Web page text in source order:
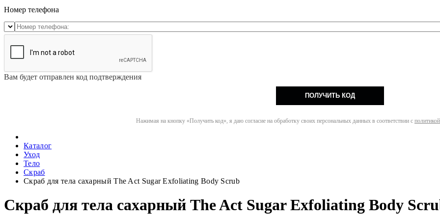
Номер телефона
Вам будет отправлен код подтверждения
ПОЛУЧИТЬ КОД
Нажимая на кнопку «Получить код», я даю согласие на обработку своих персональных данных в соответствии с
Каталог
Уход
Тело
Скраб
Скраб для тела сахарный The Act Sugar Exfoliating Body Scrub
Скраб для тела сахарный The Act Sugar Exfoliating Body